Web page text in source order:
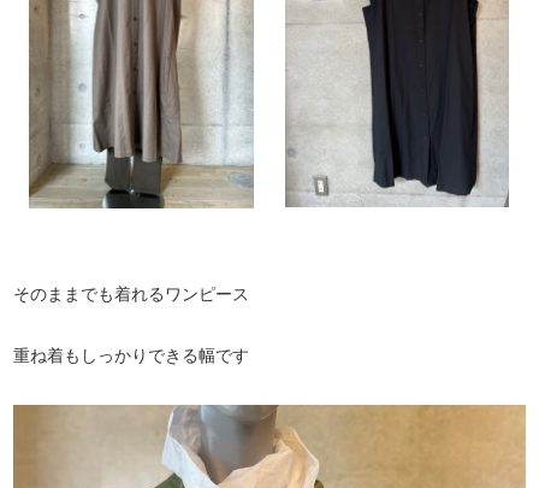
そのままでも着れるワンピース
重ね着もしっかりできる幅です